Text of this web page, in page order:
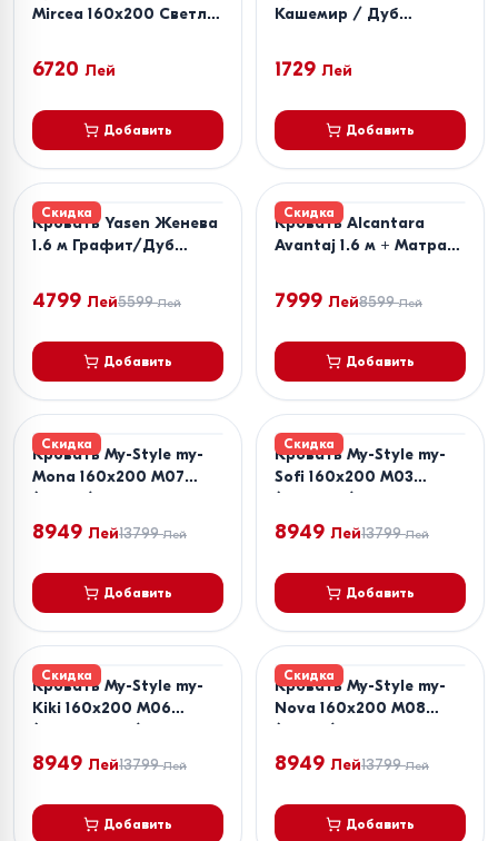
Mircea 160x200 Светло-
6720 Лей
Добавить
Кашемир / Дуб
1729 Лей
Добавить
Скидка
Кровать Yasen Женева
1.6 м Графит/Дуб
Salt Confort Clasic
160x200
4799 Лей5599 Лей
Добавить
Скидка
Кровать Alcantara
Avantaj 1.6 м + Матрас
160x200
7999 Лей8599 Лей
Добавить
Скидка
Кровать My-Style my-
Mona 160x200 M07
(Серый) + Матрас Salt
Confort Clasic 160x200
8949 Лей13799 Лей
Добавить
Скидка
Кровать My-Style my-
Sofi 160x200 M03
(Бежевый) + Матрас
Salt Confort Clasic
160x200
8949 Лей13799 Лей
Добавить
Скидка
Кровать My-Style my-
Kiki 160x200 M06
(Коричневый) + Матрас
Salt Confort Clasic
160x200
8949 Лей13799 Лей
Добавить
Скидка
Кровать My-Style my-
Nova 160x200 M08
(Серый) + Матрас Salt
Confort Clasic 160x200
8949 Лей13799 Лей
Добавить